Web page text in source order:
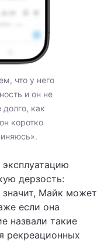
что у него
и он не
как
коротко
дерзость:
Майк может
если она
назвали такие
рекреационных